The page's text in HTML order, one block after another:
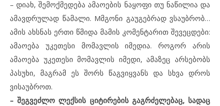
– დიახ, შემოქმედება ამაოების ნაყოფი თუ ნაწილია და
ამავდრულად წამალი. Mმგონი გაუგებრად ვსაუბრობ…
ამის ახსნას ერთი წმიდა მამის კომენტარით შევეცდები:
ამაოება უკეთესი მომავლის იმედია. როგორ არის
ამაოება უკეთესი მომავლის იმედი, ამაზეც არსებობს
პასუხი, მაგრამ ეს შორს წაგვიყვანს და სხვა დროს
ვისაუბროთ.
– შეგვეძლო ლექსის ციტირების გაგრძელებაც, სადაც